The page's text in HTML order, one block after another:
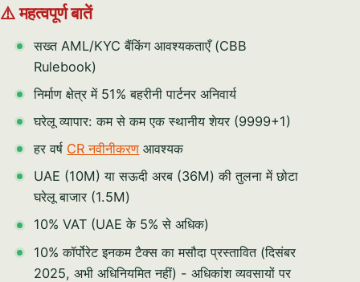
⚠️ महत्वपूर्ण बातें
सख्त AML/KYC बैंकिंग आवश्यकताएँ (CBB
Rulebook)
निर्माण क्षेत्र में 51% बहरीनी पार्टनर अनिवार्य
घरेलू व्यापार: कम से कम एक स्थानीय शेयर (9999+1)
हर वर्ष CR नवीनीकरण आवश्यक
UAE (10M) या सऊदी अरब (36M) की तुलना में छोटा
घरेलू बाजार (1.5M)
10% VAT (UAE के 5% से अधिक)
10% कॉर्पोरेट इनकम टैक्स का मसौदा प्रस्तावित (दिसंबर
2025, अभी अधिनियमित नहीं) - अधिकांश व्यवसायों पर